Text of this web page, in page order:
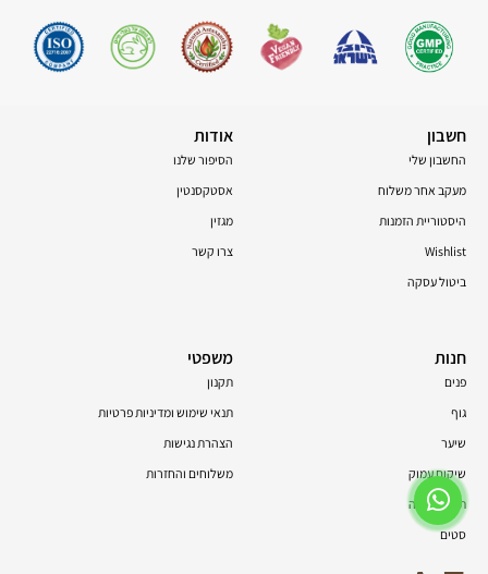
חשבון
החשבון שלי
מעקב אחר משלוח
היסטוריית הזמנות
Wishlist
ביטול עסקה
אודות
הסיפור שלנו
אסטקסנטין
מגזין
צרו קשר
חנות
פנים
גוף
שיער
שיקום עמוק
תוספי תזונה
סטים
משפטי
תקנון
תנאי שימוש ומדיניות פרטיות
הצהרת נגישות
משלוחים והחזרות